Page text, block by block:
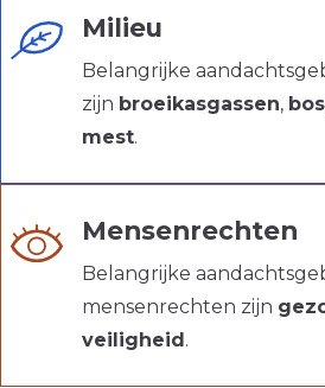
Milieu
Belangrijke
zijn broeikasgassen,
mest.
Mensenrechten
Belangrijke
mensenrechten zijn
veiligheid.